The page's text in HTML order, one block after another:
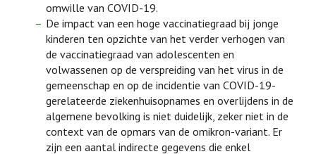
omwille van COVID-19.
De impact van een hoge vaccinatiegraad bij jonge
kinderen ten opzichte van het verder verhogen van
de vaccinatiegraad van adolescenten en
volwassenen op de verspreiding van het virus in de
gemeenschap en op de incidentie van COVID-19-
gerelateerde ziekenhuisopnames en overlijdens in de
algemene bevolking is niet duidelijk, zeker niet in de
context van de opmars van de omikron-variant. Er
zijn een aantal indirecte gegevens die enkel